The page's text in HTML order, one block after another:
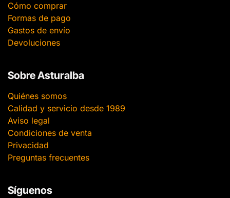
Cómo comprar
Formas de pago
Gastos de envío
Devoluciones
Sobre Asturalba
Quiénes somos
Calidad y servicio desde 1989
Aviso legal
Condiciones de venta
Privacidad
Preguntas frecuentes
Síguenos